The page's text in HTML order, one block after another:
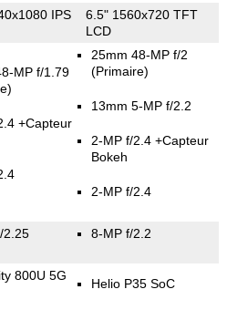
IPS
6.5" 1560x720 TFT
LCD
MP f/1.79
+Capteur
25mm 48-MP f/2
(Primaire)
13mm 5-MP f/2.2
2-MP f/2.4 +Capteur
Bokeh
2-MP f/2.4
2.25 8-MP f/2.2
800U 5G
Helio P35 SoC